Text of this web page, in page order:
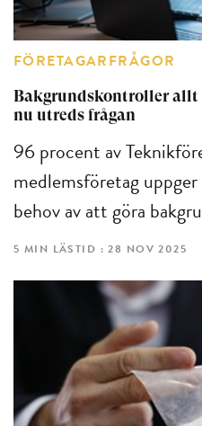
FÖRETAGARFRÅGOR
Bakgrundskontroller allt
nu utreds frågan
96 procent av
medlemsföretag
behov av att göra
5 MIN LÄSTID : 28 NOV 2025